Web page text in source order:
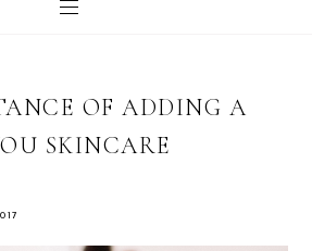
OF ADDING A
SKINCARE